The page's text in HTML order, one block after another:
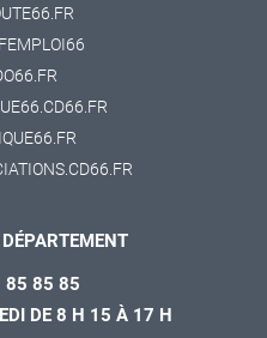
85 85 85
DE 8 H 15 À 17 H